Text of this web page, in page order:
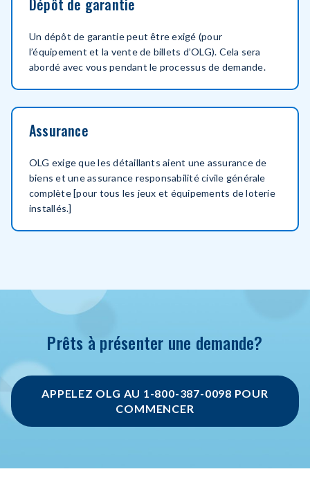
Dépôt de garantie
Un dépôt de garantie peut être exigé (pour
l’équipement et la vente de billets d’OLG). Cela sera
abordé avec vous pendant le processus de demande.
Assurance
OLG exige que les détaillants aient une assurance de
biens et une assurance responsabilité civile générale
complète [pour tous les jeux et équipements de loterie
installés.]
Prêts à présenter une demande?
APPELEZ OLG AU 1-800-387-0098 POUR
COMMENCER